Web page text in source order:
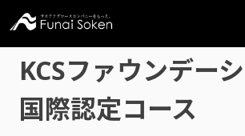
KCSファウンデー
国際認定コース